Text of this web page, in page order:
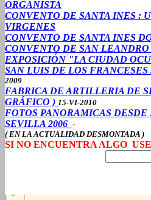
ORGANISTA
CONVENTO DE SANTA INES :
VIRGENES
CONVENTO DE SANTA INES
CONVENTO DE SAN
EXPOSICIÓN "LA CIUDAD
SAN LUIS DE LOS
2009
FABRICA DE ARTILLERIA DE
GRÁFICO ) 15-VI-2010
FOTOS PANORAMICAS
SEVILLA 2006 -
( EN LA ACTUALIDAD DESMONTADA )
SI NO ENCUENTRA ALGO USE